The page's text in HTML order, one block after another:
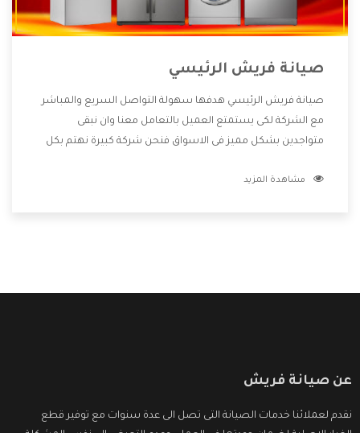
صيانة فريش الرئيسي
صيانة فريش الرئيسي هدفها سهولة التواصل السريع والمباشر
مع الشركة لكى يستمتع العميل بالتعامل معنا وان نبقى
متواجدين بشكل مميز فى الاسواق فنحن شركة كبيرة نهتم بكل
الشركة بها والتى تكون منها خدمة الصيانة التى تكون من أهم
مشاهدة المزيد
عن صيانة فريش
نقدم لعملائنا خدمات الصيانة التى تصل الى عدة سنوات مع توفير قطع